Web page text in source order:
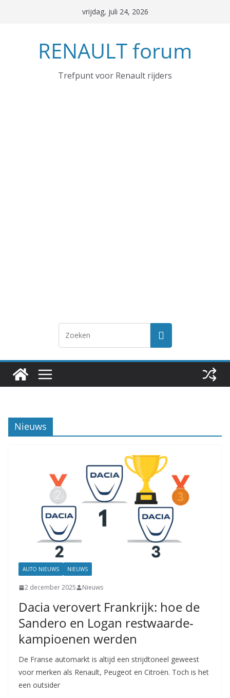
vrijdag, juli 24, 2026
RENAULT forum
Trefpunt voor Renault rijders
Nieuws
AUTO NIEUWS NIEUWS
2 december 2025 Nieuws
Dacia verovert Frankrijk: hoe de
Sandero en Logan restwaarde-
kampioenen werden
De Franse automarkt is altijd een strijdtoneel geweest
voor merken als Renault, Peugeot en Citroën. Toch is het
een outsider